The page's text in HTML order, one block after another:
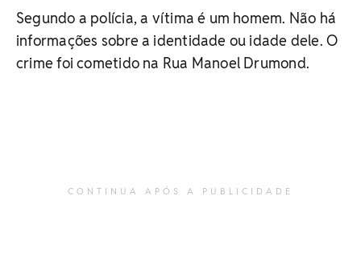
Segundo a polícia, a vítima é um homem. Não há
informações sobre a identidade ou idade dele. O
crime foi cometido na Rua Manoel Drumond.
CONTINUA APÓS A PUBLICIDADE